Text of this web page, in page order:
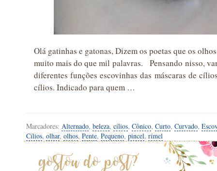
Olá gatinhas e gatonas, Dizem os poetas que os
muito mais do que mil palavras. Pensando nisso,
diferentes funções escovinhas das máscaras de
cílios. Indicado para quem …
Marcadores: Alternado, beleza, cílios, Cônico, Curto, Curvado,
Cílios, olhar, olhos, Pente, Pequeno, pincel, rímel